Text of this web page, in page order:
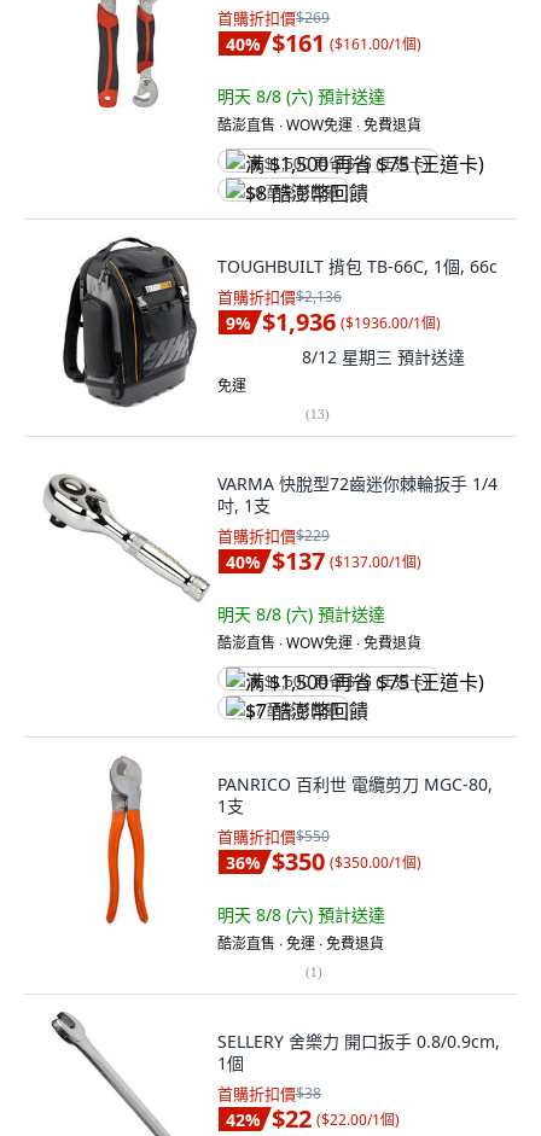
首購折扣價$269
40% $161 ($161.00/1個)
明天 8/8 (六) 預計送達
酷澎直售 ∙ WOW免運 ∙ 免費退貨
满 $1,500 再省 $75 (王道卡)
$8 酷澎幣回饋
TOUGHBUILT 揹包 TB-66C, 1個, 66c
首購折扣價$2,136
9% $1,936 ($1936.00/1個)
8/12 星期三 預計送達
免運
(13)
VARMA 快脫型72齒迷你棘輪扳手 1/4
吋, 1支
首購折扣價$229
40% $137 ($137.00/1個)
明天 8/8 (六) 預計送達
酷澎直售 ∙ WOW免運 ∙ 免費退貨
满 $1,500 再省 $75 (王道卡)
$7 酷澎幣回饋
PANRICO 百利世 電纜剪刀 MGC-80,
1支
首購折扣價$550
36% $350 ($350.00/1個)
明天 8/8 (六) 預計送達
酷澎直售 ∙ 免運 ∙ 免費退貨
(1)
SELLERY 舍樂力 開口扳手 0.8/0.9cm,
1個
首購折扣價$38
42% $22 ($22.00/1個)